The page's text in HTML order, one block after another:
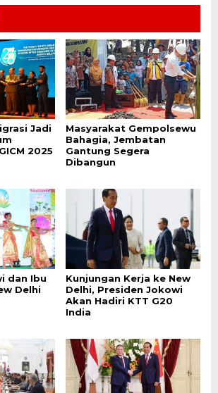
Jadi
2025
Masyarakat Gempolsewu
Bahagia, Jembatan
Gantung Segera
Dibangun
dan Ibu
Delhi
Kunjungan Kerja ke New
Delhi, Presiden Jokowi
Akan Hadiri KTT G20
India